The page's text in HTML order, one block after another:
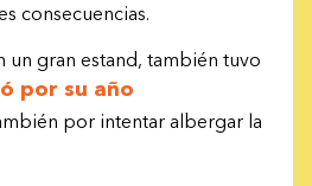
consecuencias.
un gran estand, también tuvo
por su año
por intentar albergar la